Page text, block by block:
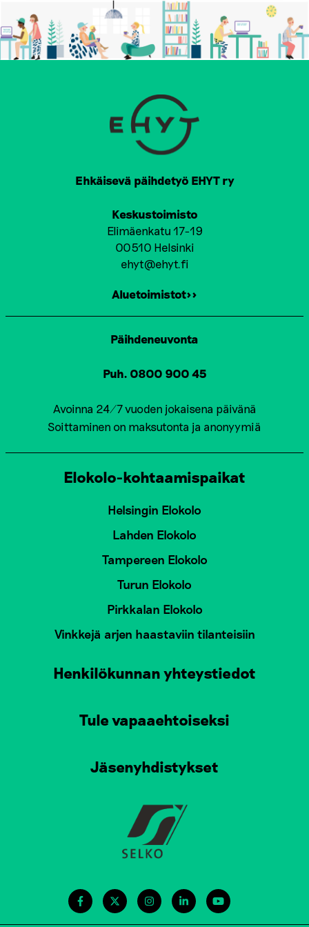
Ehkäisevä päihdetyö EHYT ry
Keskustoimisto
Elimäenkatu 17-19
00510 Helsinki
ehyt@ehyt.fi
Aluetoimistot>>
Päihdeneuvonta
Puh. 0800 900 45
Avoinna 24/7 vuoden jokaisena päivänä
Soittaminen on maksutonta ja anonyymiä
Elokolo-kohtaamispaikat
Helsingin Elokolo
Lahden Elokolo
Tampereen Elokolo
Turun Elokolo
Pirkkalan Elokolo
Vinkkejä arjen haastaviin tilanteisiin
Henkilökunnan yhteystiedot
Tule vapaaehtoiseksi
Jäsenyhdistykset